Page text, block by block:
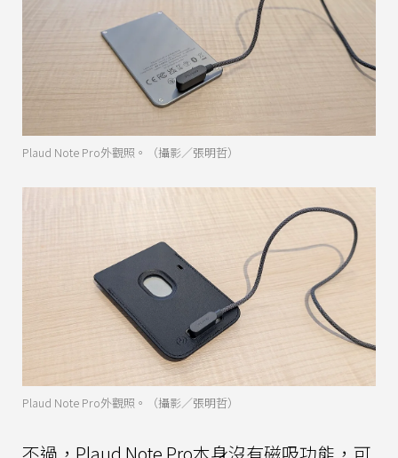
Plaud Note Pro外觀照。（攝影／張明哲）
Plaud Note Pro外觀照。（攝影／張明哲）